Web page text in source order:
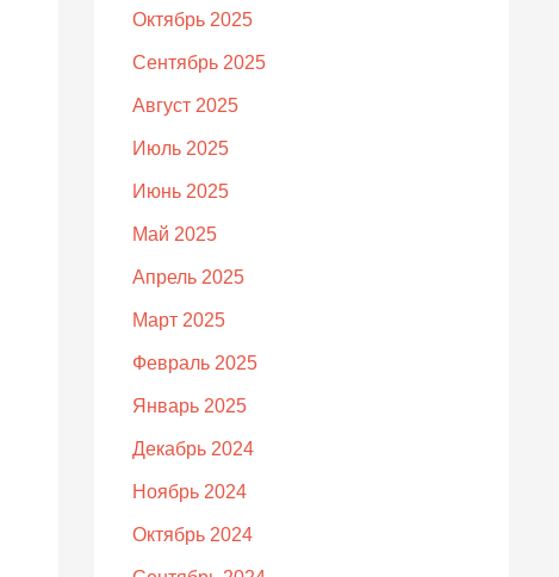
Октябрь 2025
Сентябрь 2025
Август 2025
Июль 2025
Июнь 2025
Май 2025
Апрель 2025
Март 2025
Февраль 2025
Январь 2025
Декабрь 2024
Ноябрь 2024
Октябрь 2024